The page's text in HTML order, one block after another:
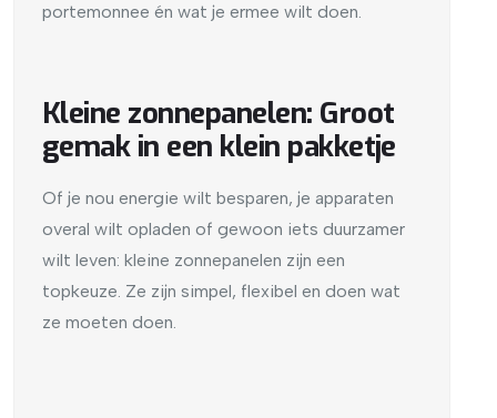
portemonnee én wat je ermee wilt doen.
Kleine zonnepanelen: Groot
gemak in een klein pakketje
Of je nou energie wilt besparen, je apparaten
overal wilt opladen of gewoon iets duurzamer
wilt leven: kleine zonnepanelen zijn een
topkeuze. Ze zijn simpel, flexibel en doen wat
ze moeten doen.